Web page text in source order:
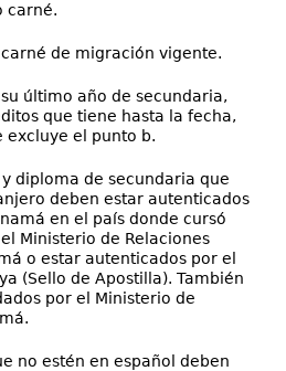
de migración vigente.
último año de secundaria,
que tiene hasta la fecha,
excluye el punto b.
diploma de secundaria que
deben estar autenticados
en el país donde cursó
Ministerio de Relaciones
o estar autenticados por el
(Sello de Apostilla). También
por el Ministerio de
no estén en español deben